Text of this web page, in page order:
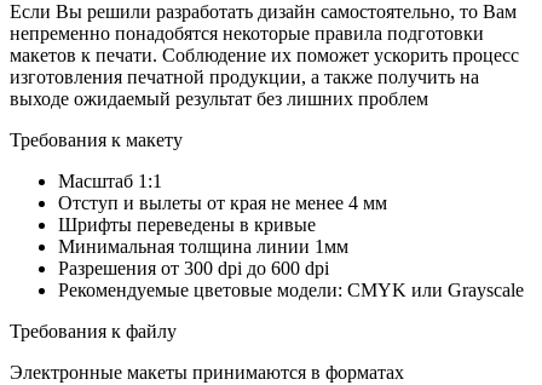
Если Вы решили разработать дизайн самостоятельно, то Вам
непременно понадобятся некоторые правила подготовки
макетов к печати. Соблюдение их поможет ускорить процесс
изготовления печатной продукции, а также получить на
выходе ожидаемый результат без лишних проблем
Требования к макету
Масштаб 1:1
Отступ и вылеты от края не менее 4 мм
Шрифты переведены в кривые
Минимальная толщина линии 1мм
Разрешения от 300 dpi до 600 dpi
Рекомендуемые цветовые модели: CMYK или Grayscale
Требования к файлу
Электронные макеты принимаются в форматах